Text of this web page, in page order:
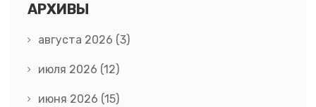
АРХИВЫ
августа 2026 (3)
июля 2026 (12)
июня 2026 (15)